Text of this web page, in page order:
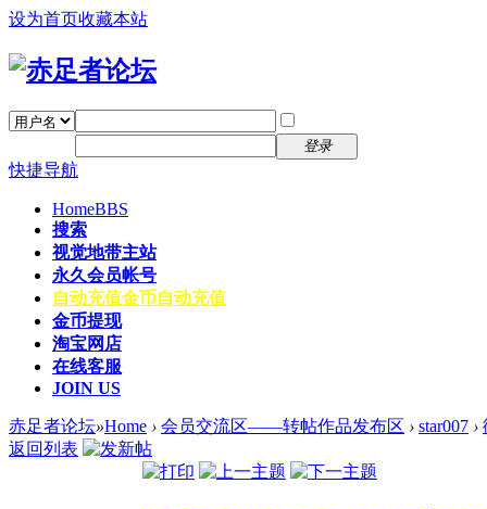
设为首页收藏本站
登录
快捷导航
HomeBBS
搜索
视觉地带主站
永久会员帐号
自动充值金币自动充值
金币提现
淘宝网店
在线客服
JOIN US
赤足者论坛»Home › 会员交流区——转帖作品发布区 › star007 ›
返回列表